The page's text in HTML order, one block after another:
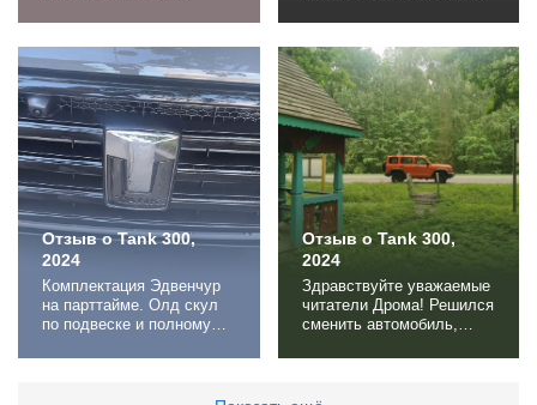
автомобиль. Приобрел
данный автомобиль для
супруги, живем в
пригороде, дороги бывают
не чистят зимой, после
снежных дней
проблематично бывает
выехать, поэтому в семье
2 машины полно
приводные. Супруга 7 лет
отъездила на...
новое и современное, и
танк подходил под мои
потребности. По внешним
особенностям он мне
подходил, дизайн
немного футуристичный,
но не вычурный. Есть
функция прозрачного
потолка. Тоже круто) И
авто...
Отзыв о Tank 300,
2024
Комплектация Эдвенчур
на парттайме. Олд скул
по подвеске и полному
сравнивать. До этого
Тойота хайлюкс от Арктик
Отзыв о Tank 300,
2024
Здравствуйте уважаемые
читатели Дрома! Решился
сменить автомобиль,
СитиАдвенчер, 2024 года
автомобилем Шкода